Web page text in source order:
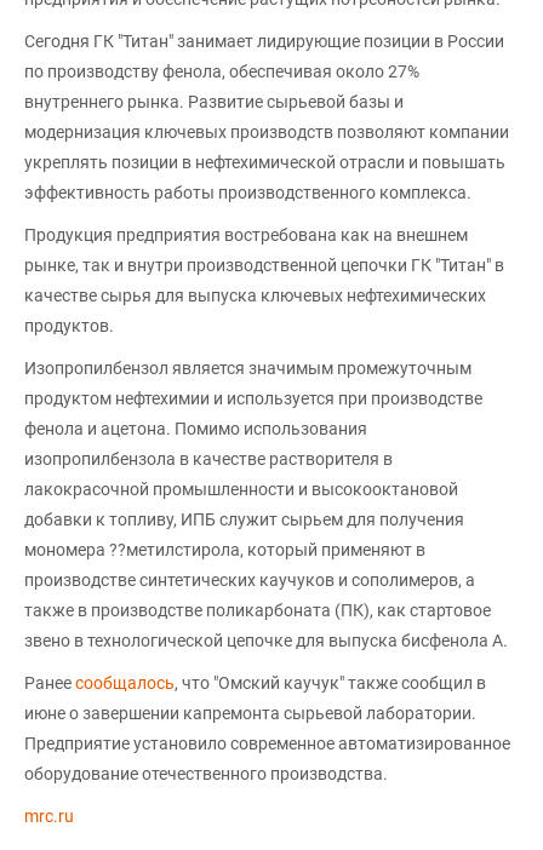
Сегодня ГК "Титан" занимает лидирующие позиции в России
по производству фенола, обеспечивая около 27%
внутреннего рынка. Развитие сырьевой базы и
модернизация ключевых производств позволяют компании
укреплять позиции в нефтехимической отрасли и повышать
эффективность работы производственного комплекса.
Продукция предприятия востребована как на внешнем
рынке, так и внутри производственной цепочки ГК "Титан" в
качестве сырья для выпуска ключевых нефтехимических
продуктов.
Изопропилбензол является значимым промежуточным
продуктом нефтехимии и используется при производстве
фенола и ацетона. Помимо использования
изопропилбензола в качестве растворителя в
лакокрасочной промышленности и высокооктановой
добавки к топливу, ИПБ служит сырьем для получения
мономера ??метилстирола, который применяют в
производстве синтетических каучуков и сополимеров, а
также в производстве поликарбоната (ПК), как стартовое
звено в технологической цепочке для выпуска бисфенола А.
Ранеесообщалось, что "Омский каучук" также сообщил в
июне о завершении капремонта сырьевой лаборатории.
Предприятие установило современное автоматизированное
оборудование отечественного производства.
mrc.ru